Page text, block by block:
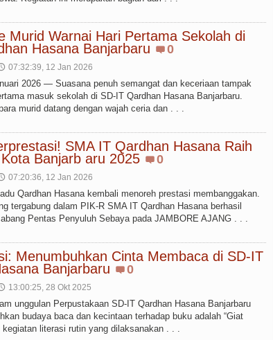
Murid Warnai Hari Pertama Sekolah di
Hasana Banjarbaru
0
07:32:39, 12 Jan 2026
2026 — Suasana penuh semangat dan keceriaan tampak
masuk sekolah di SD-IT Qardhan Hasana Banjarbaru.
murid datang dengan wajah ceria dan . . .
SMA IT Qardhan Hasana Raih
Banjarb aru 2025
0
07:20:36, 12 Jan 2026
Qardhan Hasana kembali menoreh prestasi membanggakan.
tergabung dalam PIK-R SMA IT Qardhan Hasana berhasil
Pentas Penyuluh Sebaya pada JAMBORE AJANG . . .
Menumbuhkan Cinta Membaca di SD-IT
Banjarbaru
0
13:00:25, 28 Okt 2025
unggulan Perpustakaan SD-IT Qardhan Hasana Banjarbaru
budaya baca dan kecintaan terhadap buku adalah “Giat
kegiatan literasi rutin yang dilaksanakan . . .